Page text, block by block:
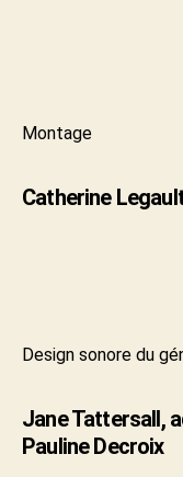
Montage
Catherine
Design sonore du
Jane Tattersall,
Pauline Decroix